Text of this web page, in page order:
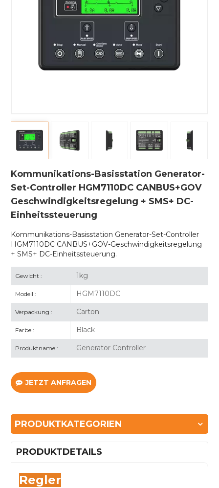
Kommunikations-Basisstation Generator-
Set-Controller HGM7110DC CANBUS+GOV
Geschwindigkeitsregelung + SMS+ DC-
Einheitssteuerung
Kommunikations-Basisstation Generator-Set-Controller
HGM7110DC CANBUS+GOV-Geschwindigkeitsregelung
+ SMS+ DC-Einheitssteuerung.
Gewicht : 1kg
Modell : HGM7110DC
Verpackung : Carton
Farbe : Black
Produktname : Generator Controller
JETZT ANFRAGEN
PRODUKTKATEGORIEN
PRODUKTDETAILS
Regler